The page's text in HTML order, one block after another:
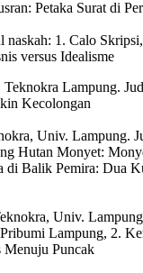
Petaka Surat di
naskah: 1. Calo
versus Idealisme
Lampung.
Kecolongan
Univ. Lampung.
Hutan Monyet:
di Balik Pemira: Dua
Univ.
Lampung, 2.
Menuju Puncak